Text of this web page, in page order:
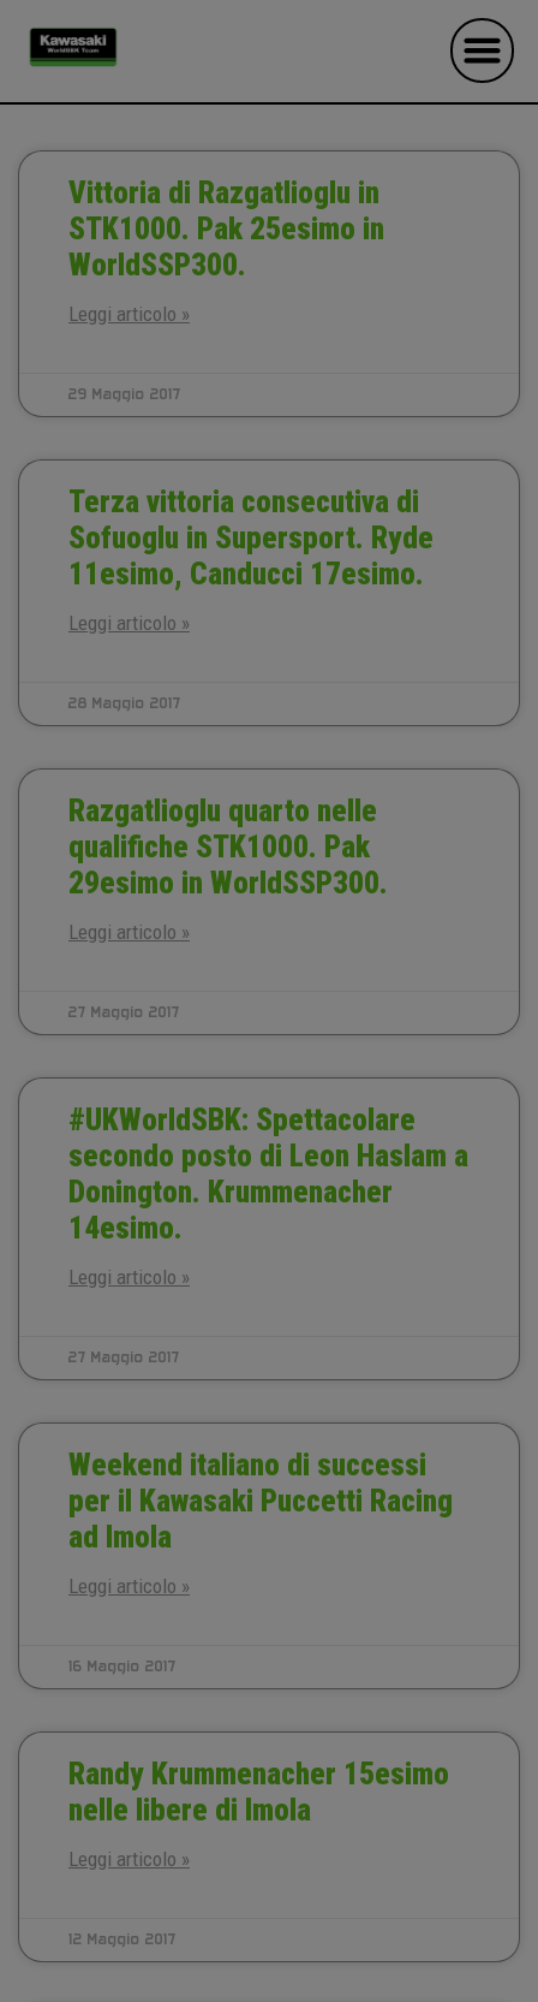
Vittoria di Razgatlioglu in
STK1000. Pak 25esimo in
WorldSSP300.
Leggi articolo »
29 Maggio 2017
Terza vittoria consecutiva di
Sofuoglu in Supersport. Ryde
11esimo, Canducci 17esimo.
Leggi articolo »
28 Maggio 2017
Razgatlioglu quarto nelle
qualifiche STK1000. Pak
29esimo in WorldSSP300.
Leggi articolo »
27 Maggio 2017
#UKWorldSBK: Spettacolare
secondo posto di Leon Haslam a
Donington. Krummenacher
14esimo.
Leggi articolo »
27 Maggio 2017
Weekend italiano di successi
per il Kawasaki Puccetti Racing
ad Imola
Leggi articolo »
16 Maggio 2017
Randy Krummenacher 15esimo
nelle libere di Imola
Leggi articolo »
12 Maggio 2017